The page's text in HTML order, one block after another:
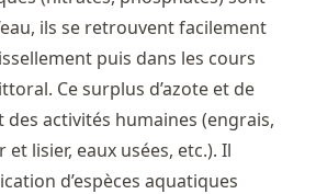
ils se retrouvent facilement
puis dans les cours
Ce surplus d’azote et de
activités humaines (engrais,
lisier, eaux usées, etc.). Il
d’espèces aquatiques